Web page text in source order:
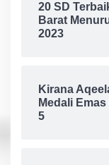
20 SD
Barat
2023
Kirana
Medali
5